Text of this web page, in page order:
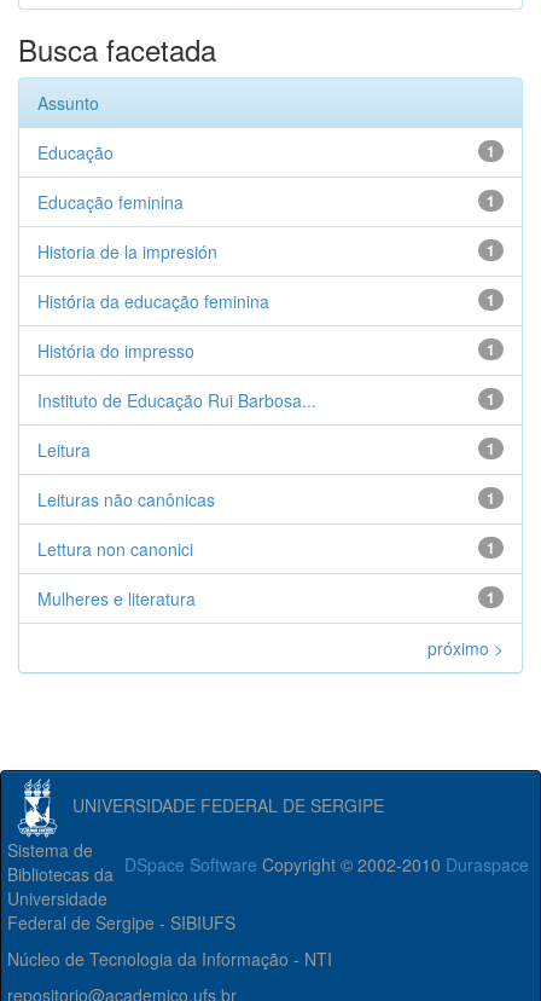
Busca facetada
Assunto
1
Educação
1
Educação feminina
1
Historia de la impresión
1
História da educação feminina
1
História do impresso
1
Instituto de Educação Rui Barbosa...
1
Leitura
1
Leituras não canônicas
1
Lettura non canonici
1
Mulheres e literatura
próximo >
UNIVERSIDADE FEDERAL DE SERGIPE
DSpace Software Copyright © 2002-2010 Duraspace
Sistema de
Bibliotecas da
Universidade
Federal de Sergipe - SIBIUFS
Núcleo de Tecnologia da Informação - NTI
repositorio@academico.ufs.br